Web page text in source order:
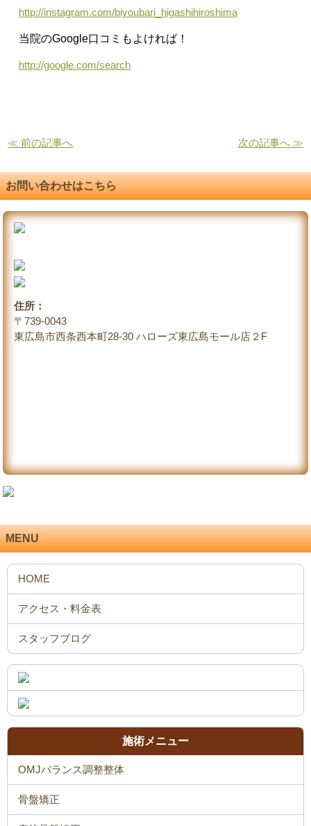
http://instagram.com/biyoubari_higashihiroshima
当院のGoogle口コミもよければ！
http://google.com/search
≪ 前の記事へ 次の記事へ ≫
お問い合わせはこちら
住所：
〒739-0043
東広島市西条西本町28-30 ハローズ東広島モール店２F
MENU
施術メニュー
OMJバランス調整整体
骨盤矯正